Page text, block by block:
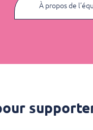
À propos de